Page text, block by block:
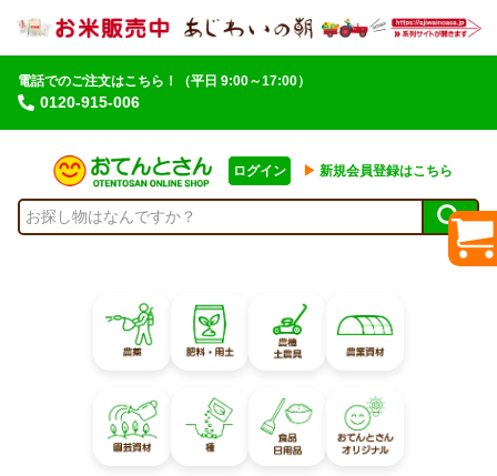
電話でのご注文はこちら！
0120-915-006
（平日 9:00～17:00）
ログイン ▶︎ 新規会員登録はこちら